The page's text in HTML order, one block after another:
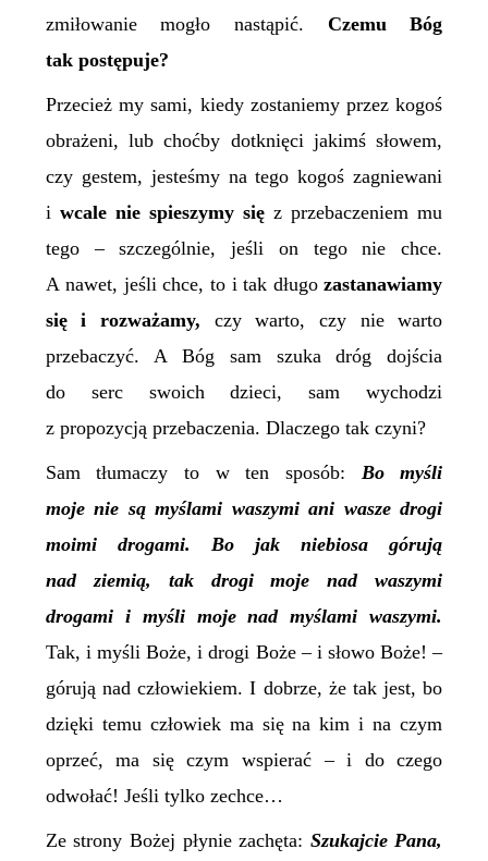
zmiłowanie mogło nastąpić. Czemu Bóg
tak postępuje?
Przecież my sami, kiedy zostaniemy przez kogoś
obrażeni, lub choćby dotknięci jakimś słowem,
czy gestem, jesteśmy na tego kogoś zagniewani
i wcale nie spieszymy się z przebaczeniem mu
tego – szczególnie, jeśli on tego nie chce.
A nawet, jeśli chce, to i tak długozastanawiamy
się i rozważamy, czy warto, czy nie warto
przebaczyć. A Bóg sam szuka dróg dojścia
do serc swoich dzieci, sam wychodzi
z propozycją przebaczenia. Dlaczego tak czyni?
Sam tłumaczy to w ten sposób: Bo myśli
moje nie są myślami waszymi ani wasze drogi
moimi drogami. Bo jak niebiosa górują
nad ziemią, tak drogi moje nad waszymi
drogami i myśli moje nad myślami waszymi.
Tak, i myśli Boże, i drogi Boże – i słowo Boże! –
górują nad człowiekiem. I dobrze, że tak jest, bo
dzięki temu człowiek ma się na kim i na czym
oprzeć, ma się czym wspierać – i do czego
odwołać! Jeśli tylko zechce…
Ze strony Bożej płynie zachęta: Szukajcie Pana,